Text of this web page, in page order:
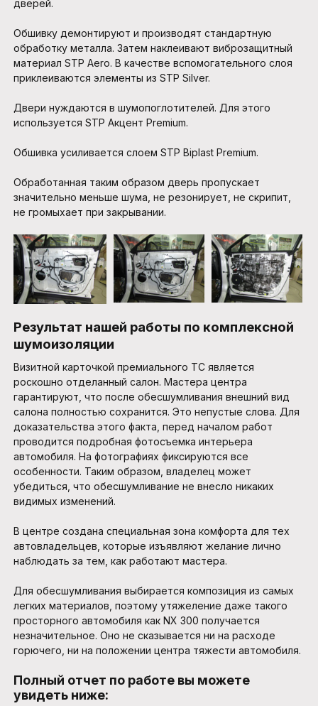
дверей.
Обшивку демонтируют и производят стандартную
обработку металла. Затем наклеивают виброзащитный
материал STP Aero. В качестве вспомогательного слоя
приклеиваются элементы из STP Silver.
Двери нуждаются в шумопоглотителей. Для этого
используется STP Акцент Premium.
Обшивка усиливается слоем STP Biplast Premium.
Обработанная таким образом дверь пропускает
значительно меньше шума, не резонирует, не скрипит,
не громыхает при закрывании.
Результат нашей работы по комплексной
шумоизоляции
Визитной карточкой премиального ТС является
роскошно отделанный салон. Мастера центра
гарантируют, что после обесшумливания внешний вид
салона полностью сохранится. Это непустые слова. Для
доказательства этого факта, перед началом работ
проводится подробная фотосъемка интерьера
автомобиля. На фотографиях фиксируются все
особенности. Таким образом, владелец может
убедиться, что обесшумливание не внесло никаких
видимых изменений.
В центре создана специальная зона комфорта для тех
автовладельцев, которые изъявляют желание лично
наблюдать за тем, как работают мастера.
Для обесшумливания выбирается композиция из самых
легких материалов, поэтому утяжеление даже такого
просторного автомобиля как NX 300 получается
незначительное. Оно не сказывается ни на расходе
горючего, ни на положении центра тяжести автомобиля.
Полный отчет по работе вы можете
увидеть ниже: